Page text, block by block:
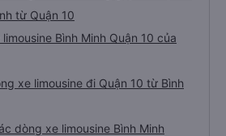
từ Quận 10
Bình Minh Quận 10 của
xe limousine đi Quận 10 từ Bình
dòng xe limousine Bình Minh